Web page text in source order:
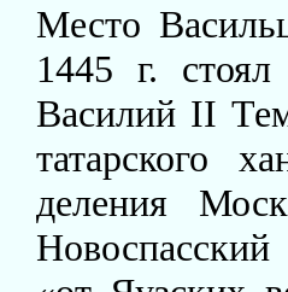
Место
1445 г.
Василий II
татарского
деления